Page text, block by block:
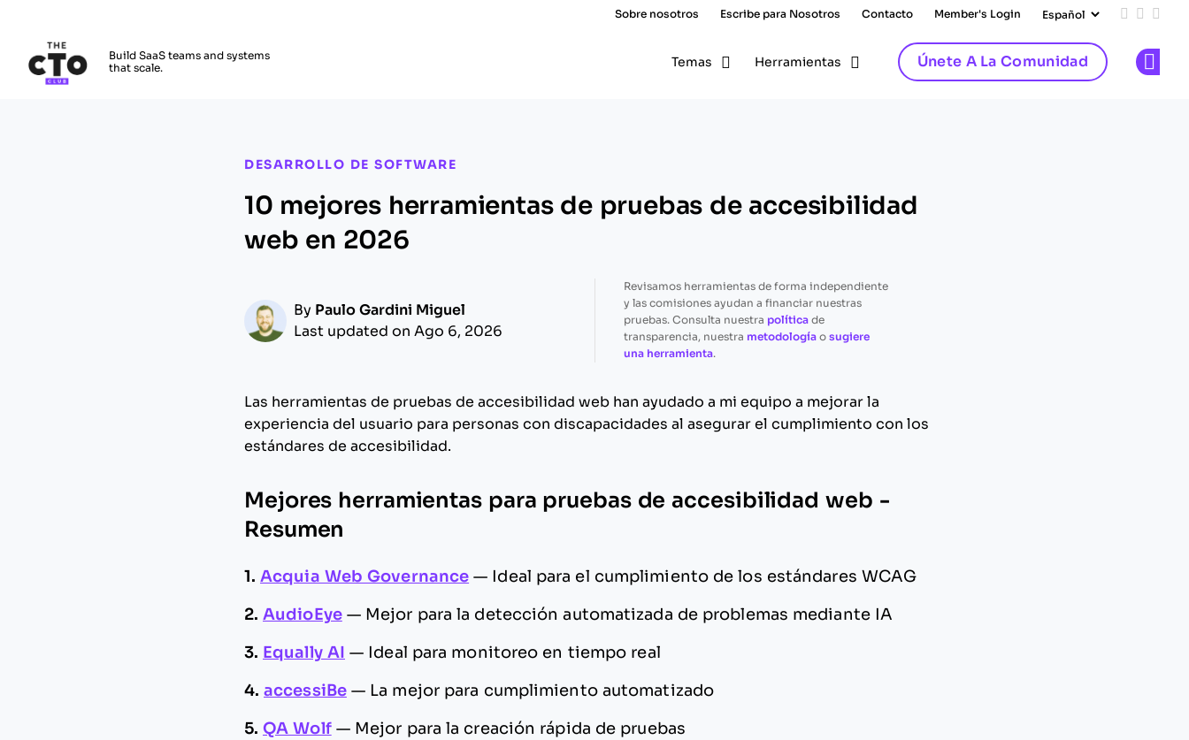
Sobre nosotros Escribe para Nosotros Contacto Member's Login Add us
Follow
Build SaaS teams and systems
that scale.
Temas Herramientas Únete A La Comunidad
DESARROLLO DE SOFTWARE
10 mejores herramientas de pruebas de accesibilidad
web en 2026
By Paulo Gardini Miguel
Last updated on Ago 6, 2026
Revisamos herramientas de forma independiente
y las comisiones ayudan a financiar nuestras
pruebas. Consulta nuestra políticade
transparencia, nuestra metodologíao sugiere
una herramienta.
Las herramientas de pruebas de accesibilidad web han ayudado a mi equipo a mejorar la
experiencia del usuario para personas con discapacidades al asegurar el cumplimiento con los
estándares de accesibilidad.
Mejores herramientas para pruebas de accesibilidad web -
Resumen
1. Acquia Web Governance — Ideal para el cumplimiento de los estándares WCAG
2. AudioEye — Mejor para la detección automatizada de problemas mediante IA
3. Equally AI — Ideal para monitoreo en tiempo real
4. accessiBe — La mejor para cumplimiento automatizado
5. QA Wolf — Mejor para la creación rápida de pruebas